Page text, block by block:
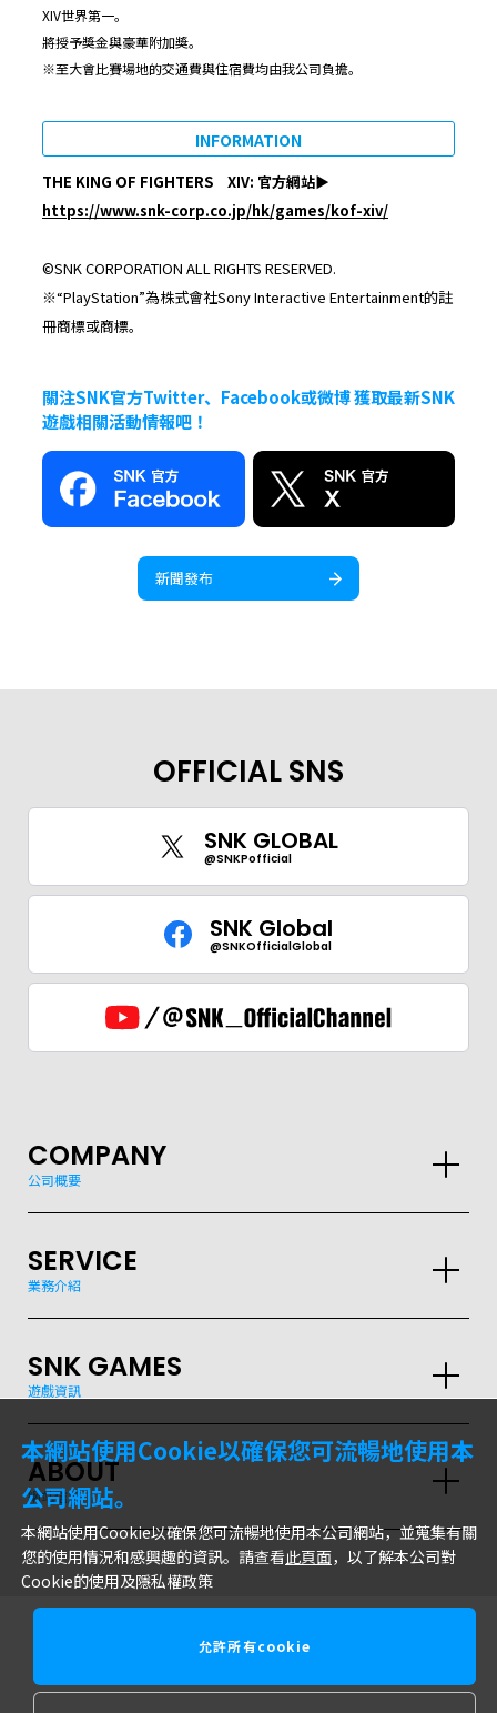
GLOBAL
JPN 簡体
XIV世界第一。
將授予獎金與豪華附加獎。
※至大會比賽場地的交通費與住宿費均由我公司負擔。
INFORMATION
THE KING OF FIGHTERS XIV: 官方網站▶︎
https://www.snk-corp.co.jp/hk/games/kof-xiv/
©SNK CORPORATION ALL RIGHTS RESERVED.
※“PlayStation”為株式會社Sony Interactive Entertainment的註
冊商標或商標。
關注SNK官方Twitter、Facebook或微博 獲取最新SNK
遊戲相關活動情報吧！
新聞發布
OFFICIAL SNS
SNK GLOBAL
@SNKPofficial
SNK Global
@SNKOfficialGlobal
COMPANY
公司概要
SERVICE
業務介紹
SNK GAMES
遊戲資訊
ABOUT
網站信息
本網站使用Cookie以確保您可流暢地使用本
公司網站。
本網站使用Cookie以確保您可流暢地使用本公司網站，並蒐集有關
您的使用情況和感興趣的資訊。請查看此頁面，以了解本公司對
Cookie的使用及隱私權政策
允許所有cookie